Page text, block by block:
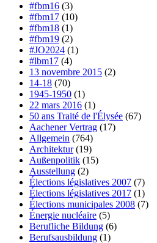
#fbm16 (3)
#fbm17 (10)
#fbm18 (1)
#fbm19 (2)
#JO2024 (1)
#lbm17 (4)
13 novembre 2015 (2)
14-18 (70)
1945-1950 (1)
22 mars 2016 (1)
50 ans Traité de l'Élysée (67)
Aachener Vertrag (17)
Allgemein (764)
Architektur(19)
Außenpolitik (15)
Ausstellung (2)
Élections législatives 2007 (7)
Élections législatives 2017 (1)
Élections municipales 2008 (7)
Énergie nucléaire (5)
Berufliche Bildung (6)
Berufsausbildung (1)